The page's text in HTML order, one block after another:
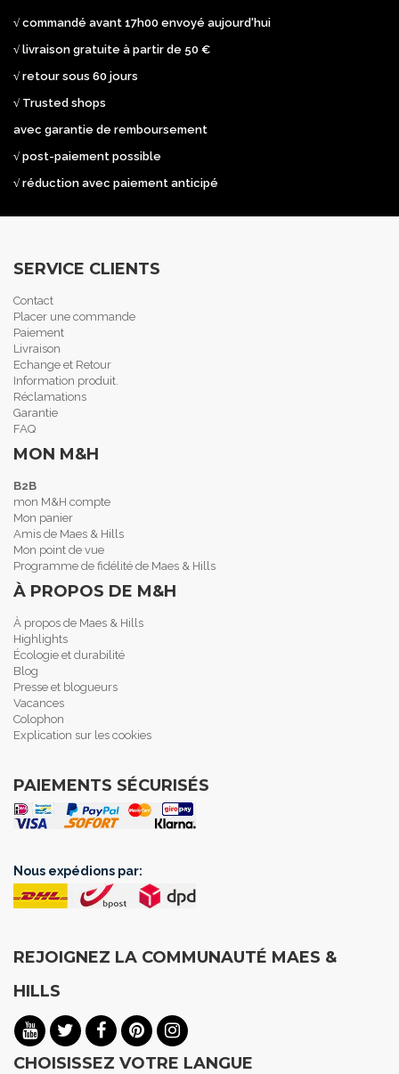
√ commandé avant 17h00 envoyé aujourd'hui
√ livraison gratuite à partir de 50 €
√ retour sous 60 jours
√ Trusted shops
avec garantie de remboursement
√ post-paiement possible
√ réduction avec paiement anticipé
SERVICE CLIENTS
Contact
Placer une commande
Paiement
Livraison
Echange et Retour
Information produit.
Réclamations
Garantie
FAQ
MON M&H
B2B
mon M&H compte
Mon panier
Amis de Maes & Hills
Mon point de vue
Programme de fidélité de Maes & Hills
À PROPOS DE M&H
À propos de Maes & Hills
Highlights
Écologie et durabilité
Blog
Presse et blogueurs
Vacances
Colophon
Explication sur les cookies
PAIEMENTS SÉCURISÉS
Nous expédions par:
REJOIGNEZ LA COMMUNAUTÉ MAES &
HILLS
CHOISISSEZ VOTRE LANGUE